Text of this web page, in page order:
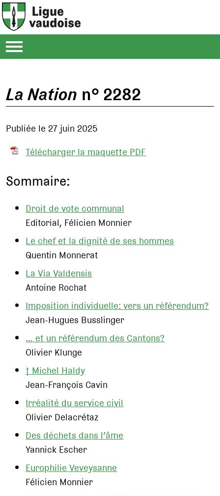
La Nation n° 2282
Publiée le 27 juin 2025
Télécharger la maquette PDF
Sommaire:
Droit de vote communal
Editorial, Félicien Monnier
Le chef et la dignité de ses hommes
Quentin Monnerat
La Via Valdensis
Antoine Rochat
Imposition individuelle: vers un référendum?
Jean-Hugues Busslinger
… et un référendum des Cantons?
Olivier Klunge
† Michel Haldy
Jean-François Cavin
Irréalité du service civil
Olivier Delacrétaz
Des déchets dans l’âme
Yannick Escher
Europhilie Veveysanne
Félicien Monnier